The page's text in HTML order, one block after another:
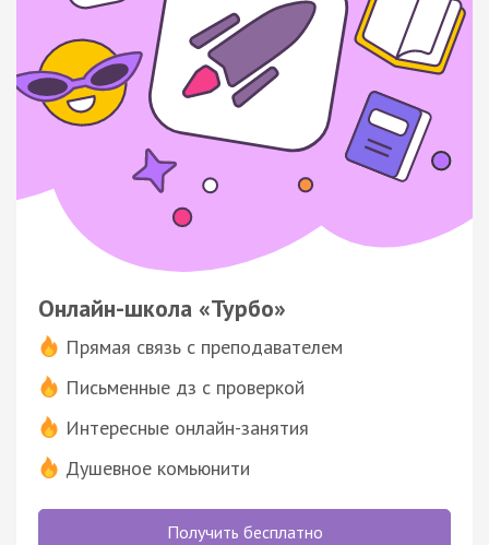
Онлайн-школа «Турбо»
Прямая связь с преподавателем
Письменные дз с проверкой
Интересные онлайн-занятия
Душевное комьюнити
Получить бесплатно